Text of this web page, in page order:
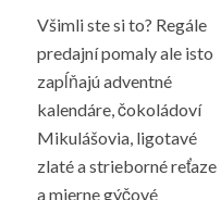
Všimli ste si to? Regále
predajní pomaly ale isto
zapĺňajú adventné
kalendáre, čokoládoví
Mikulášovia, ligotavé
zlaté a strieborné reťaze
a mierne gýčové